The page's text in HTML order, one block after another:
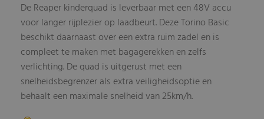
De Reaper kinderquad is leverbaar met een 48V accu
voor langer rijplezier op laadbeurt. Deze Torino Basic
beschikt daarnaast over een extra ruim zadel en is
compleet te maken met bagagerekken en zelfs
verlichting. De quad is uitgerust met een
snelheidsbegrenzer als extra veiligheidsoptie en
behaalt een maximale snelheid van 25km/h.